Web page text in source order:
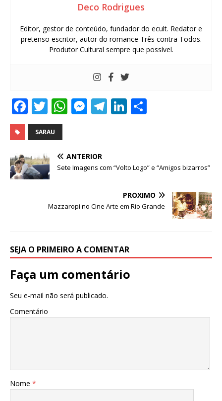
Deco Rodrigues
Editor, gestor de conteúdo, fundador do ecult. Redator e
pretenso escritor, autor do romance Três contra Todos.
Produtor Cultural sempre que possível.
F
a
c
e
b
o
T
w
it
te
r
W
s
A
p
M
e
n
e
T
ra
Li
dI
SARAU
ANTERIOR
Sete Imagens com “Volto Logo” e “Amigos bizarros”
PRÓXIMO
Mazzaropi no Cine Arte em Rio Grande
SEJA O PRIMEIRO A COMENTAR
Faça um comentário
Seu e-mail não será publicado.
Comentário
Nome *